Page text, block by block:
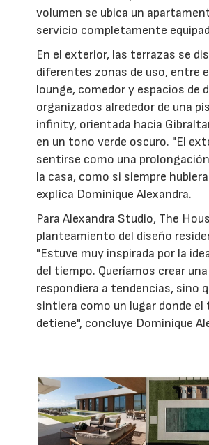
volumen se ubica un
servicio completamente
En el exterior, las terrazas se
diferentes zonas de uso, entre
lounge, comedor y espacios de
organizados alrededor de una
infinity, orientada hacia
en un tono verde oscuro. "El
sentirse como una
la casa, como si siempre
explica Dominique Alexandra.
Para Alexandra Studio, The
planteamiento del diseño
"Estuve muy inspirada por la
del tiempo. Queríamos crear
respondiera a tendencias, sino
sintiera como un lugar donde el
detiene", concluye Dominique